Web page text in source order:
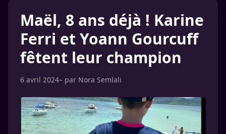
Maël, 8 ans déjà ! Karine
Ferri et Yoann Gourcuff
fêtent leur champion
6 avril 2024– par Nora Semlali